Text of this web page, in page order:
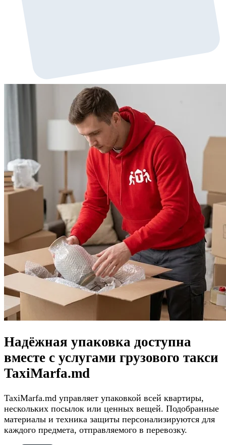
Надёжная упаковка доступна
вместе с услугами грузового такси
TaxiMarfa.md
TaxiMarfa.md управляет упаковкой всей квартиры,
нескольких посылок или ценных вещей. Подобранные
материалы и техника защиты персонализируются для
каждого предмета, отправляемого в перевозку.